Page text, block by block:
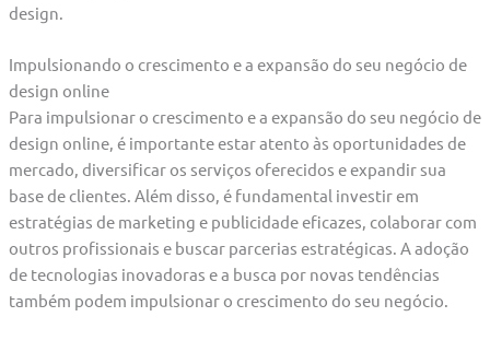
design.
Impulsionando o crescimento e a expansão do seu negócio de
design online
Para impulsionar o crescimento e a expansão do seu negócio de
design online, é importante estar atento às oportunidades de
mercado, diversificar os serviços oferecidos e expandir sua
base de clientes. Além disso, é fundamental investir em
estratégias de marketing e publicidade eficazes, colaborar com
outros profissionais e buscar parcerias estratégicas. A adoção
de tecnologias inovadoras e a busca por novas tendências
também podem impulsionar o crescimento do seu negócio.